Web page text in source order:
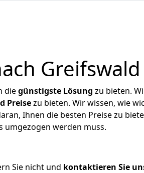
Greifswald
diegünstigste Lösung zu bieten.
Preisezu bieten. Wir wissen, wie
Ihnen die besten Preise zu
umgezogen werden muss.
Sie nicht und kontaktieren Sie